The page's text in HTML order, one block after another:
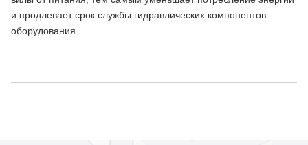
и продлевает срок службы гидравлических компонентов
оборудования.